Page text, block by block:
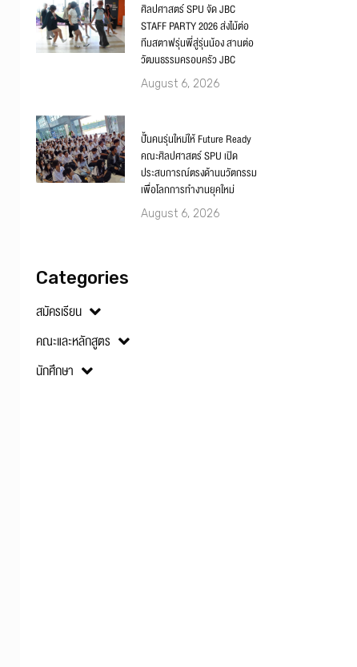
ศิลปศาสตร์ SPU จัด JBC
STAFF PARTY 2026 ส่งไม้ต่อ
ทีมสตาฟรุ่นพี่สู่รุ่นน้อง สานต่อ
วัฒนธรรมครอบครัว JBC
August 6, 2026
ปั้นคนรุ่นใหม่ให้ Future Ready
คณะศิลปศาสตร์ SPU เปิด
ประสบการณ์ตรงด้านนวัตกรรม
เพื่อโลกการทำงานยุคใหม่
August 6, 2026
Categories
สมัครเรียน
คณะและหลักสูตร
นักศึกษา